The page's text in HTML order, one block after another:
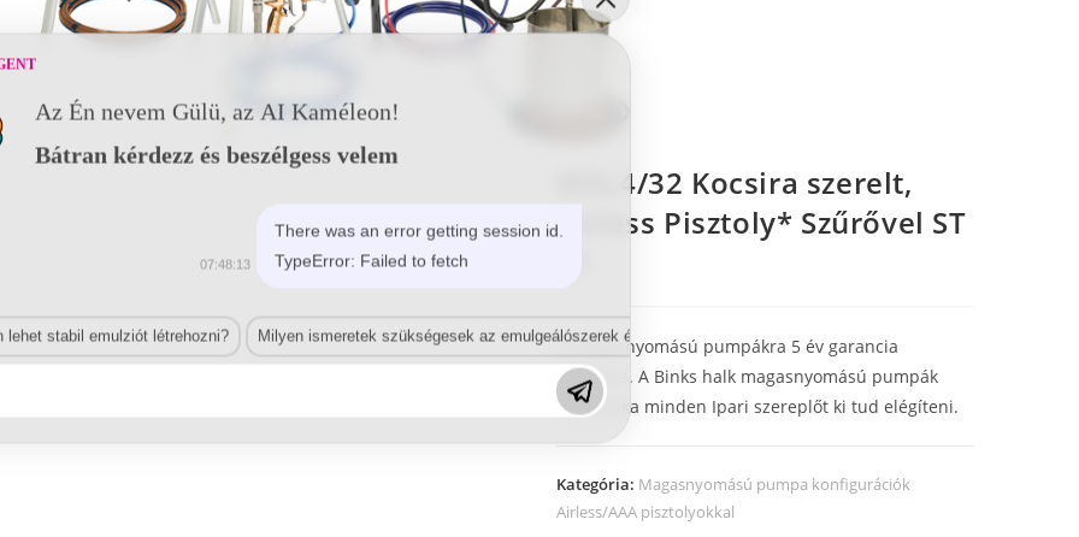
MXL4/32 Kocsira szerelt,
Airless Pisztoly* Szűrővel ST
ST
A magasnyomású pumpákra 5 év garancia
érvényes. A Binks halk magasnyomású pumpák
választéka minden Ipari szereplőt ki tud elégíteni.
Kategória: Magasnyomású pumpa konfigurációk
Airless/AAA pisztolyokkal
Az Én nevem Gülü, az AI Kaméleon!
Bátran kérdezz és beszélgess velem
There was an error getting session id.
TypeError: Failed to fetch
07:48:13
lehet stabil emulziót létrehozni? Milyen ismeretek szükségesek az emulgeálószerek és diszpergálószerek terén?